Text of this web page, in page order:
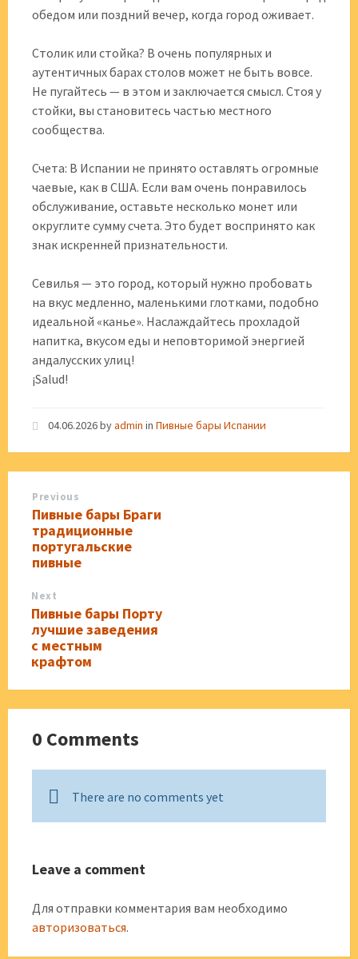
обедом или поздний вечер, когда город оживает.
Столик или стойка? В очень популярных и
аутентичных барах столов может не быть вовсе.
Не пугайтесь — в этом и заключается смысл. Стоя у
стойки, вы становитесь частью местного
сообщества.
Счета: В Испании не принято оставлять огромные
чаевые, как в США. Если вам очень понравилось
обслуживание, оставьте несколько монет или
округлите сумму счета. Это будет воспринято как
знак искренней признательности.
Севилья — это город, который нужно пробовать
на вкус медленно, маленькими глотками, подобно
идеальной «канье». Наслаждайтесь прохладой
напитка, вкусом еды и неповторимой энергией
андалусских улиц!
¡Salud!
04.06.2026byadmin in Пивные бары Испании
Previous
Пивные бары Браги
традиционные
португальские
пивные
Next
Пивные бары Порту
лучшие заведения
с местным
крафтом
0 Comments
There are no comments yet
Leave a comment
Для отправки комментария вам необходимо
авторизоваться.